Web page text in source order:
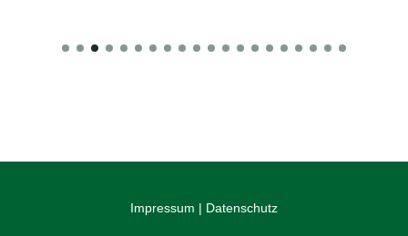
Impressum | Datenschutz